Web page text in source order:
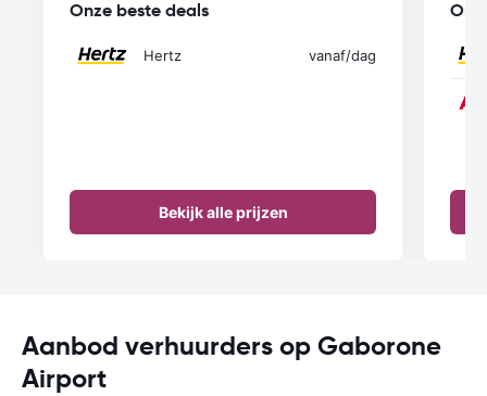
Onze beste deals
Hertz vanaf/dag
Bekijk alle prijzen
Aanbod verhuurders op Gaborone
Airport